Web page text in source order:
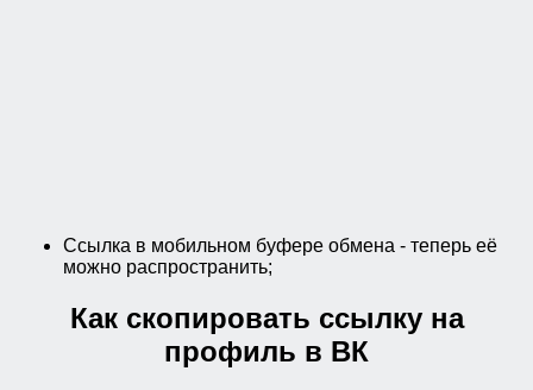
Ссылка в мобильном буфере обмена - теперь её
можно распространить;
Как скопировать ссылку на
профиль в ВК